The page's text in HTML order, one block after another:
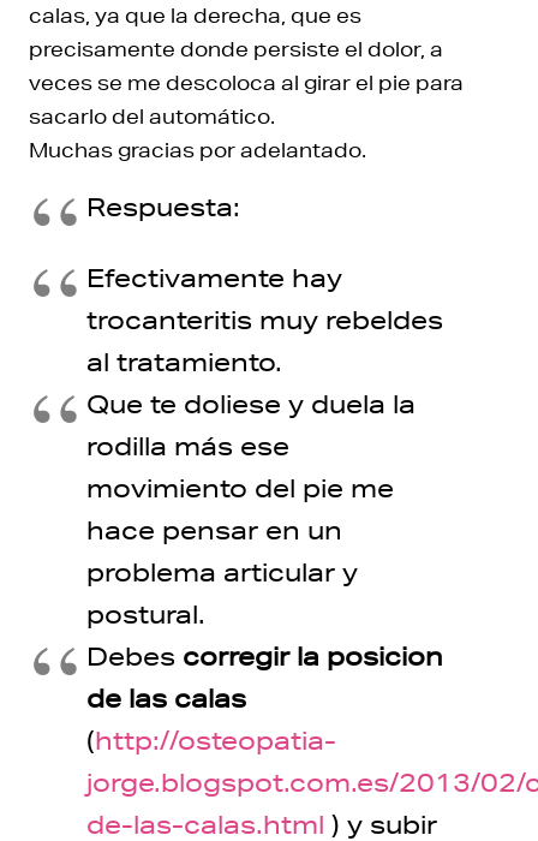
calas, ya que la derecha, que es
precisamente donde persiste el dolor, a
veces se me descoloca al girar el pie para
sacarlo del automático.
Muchas gracias por adelantado.
Respuesta:
Efectivamente hay
trocanteritis muy rebeldes
al tratamiento.
Que te doliese y duela la
rodilla más ese
movimiento del pie me
hace pensar en un
problema articular y
postural.
Debes corregir la posicion
de las calas
(http://osteopatia-
jorge.blogspot.com.es/2013/02/
de-las-calas.html ) y subir